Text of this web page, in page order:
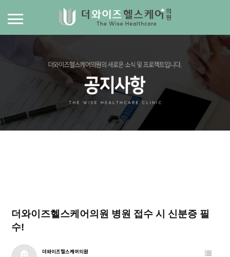
더와이즈헬스케어의원 병원 접수 시 신분증 필
수!
더와이즈헬스케어의원